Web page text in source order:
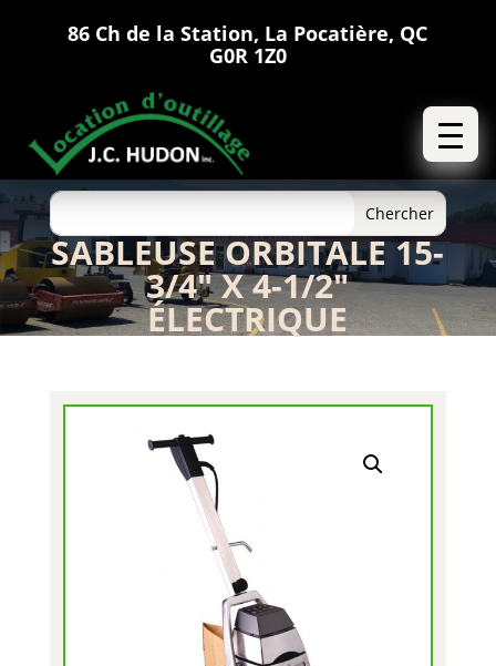
86 Ch de la Station, La Pocatière, QC
G0R 1Z0
SABLEUSE ORBITALE 15-
3/4″ X 4-1/2″
ÉLECTRIQUE